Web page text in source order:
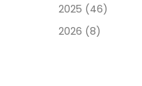
2025 (46)
2026 (8)